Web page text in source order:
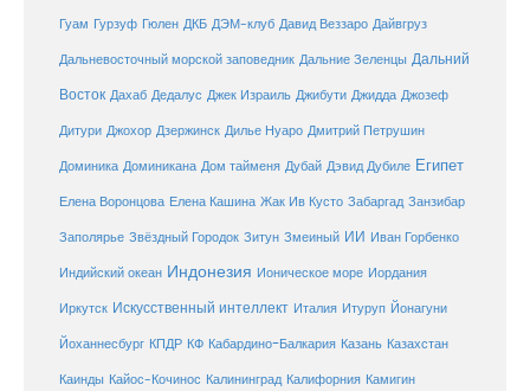
Гуам Гурзуф Гюлен ДКБ ДЭМ-клуб Давид Веззаро Дайвгруз
Дальневосточный морской заповедник Дальние Зеленцы Дальний
Восток Дахаб Дедалус Джек Израиль Джибути Джидда Джозеф
Дитури Джохор Дзержинск Дилье Нуаро Дмитрий Петрушин
Доминика Доминикана Дом тайменя Дубай Дэвид Дубиле Египет
Елена Воронцова Елена Кашина Жак Ив Кусто Забаргад Занзибар
Заполярье Звёздный Городок Зитун Змеиный ИИ Иван Горбенко
Индийский океан Индонезия Ионическое море Иордания
Иркутск Искусственный интеллект Италия Итуруп Йонагуни
Йоханнесбург КПДР КФ Кабардино-Балкария Казань Казахстан
Каинды Кайос-Кочинос Калининград Калифорния Камигин